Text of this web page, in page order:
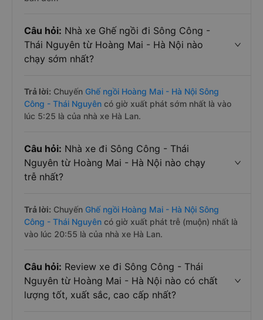
Câu hỏi: Nhà xe Ghế ngồi đi Sông Công -
Thái Nguyên từ Hoàng Mai - Hà Nội nào
chạy sớm nhất?
Trả lời: Chuyến Ghế ngồi Hoàng Mai - Hà Nội Sông
Công - Thái Nguyên có giờ xuất phát sớm nhất là vào
lúc 5:25 là của nhà xe Hà Lan.
Câu hỏi: Nhà xe đi Sông Công - Thái
Nguyên từ Hoàng Mai - Hà Nội nào chạy
trễ nhất?
Trả lời: Chuyến Ghế ngồi Hoàng Mai - Hà Nội Sông
Công - Thái Nguyên có giờ xuất phát trễ (muộn) nhất là
vào lúc 20:55 là của nhà xe Hà Lan.
Câu hỏi: Review xe đi Sông Công - Thái
Nguyên từ Hoàng Mai - Hà Nội nào có chất
lượng tốt, xuất sắc, cao cấp nhất?